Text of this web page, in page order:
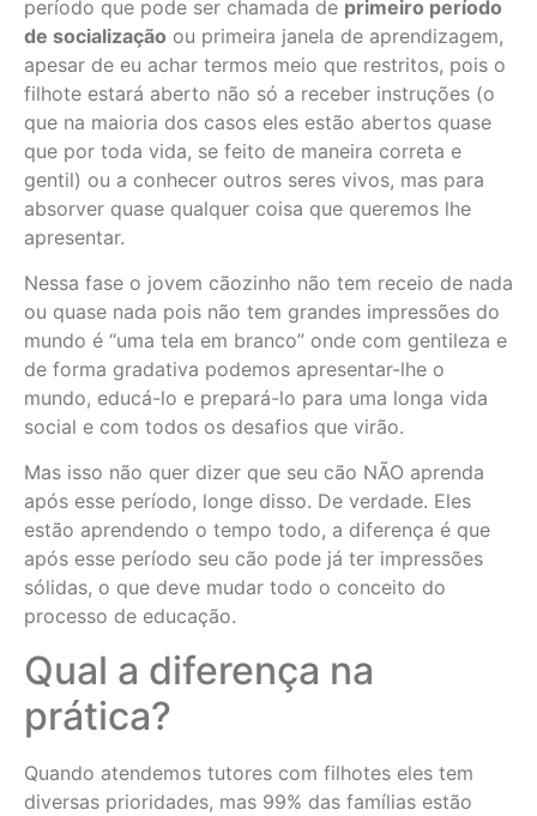
período que pode ser chamada de primeiro período
de socialização ou primeira janela de aprendizagem,
apesar de eu achar termos meio que restritos, pois o
filhote estará aberto não só a receber instruções (o
que na maioria dos casos eles estão abertos quase
que por toda vida, se feito de maneira correta e
gentil) ou a conhecer outros seres vivos, mas para
absorver quase qualquer coisa que queremos lhe
apresentar.
Nessa fase o jovem cãozinho não tem receio de nada
ou quase nada pois não tem grandes impressões do
mundo é “uma tela em branco” onde com gentileza e
de forma gradativa podemos apresentar-lhe o
mundo, educá-lo e prepará-lo para uma longa vida
social e com todos os desafios que virão.
Mas isso não quer dizer que seu cão NÃO aprenda
após esse período, longe disso. De verdade. Eles
estão aprendendo o tempo todo, a diferença é que
após esse período seu cão pode já ter impressões
sólidas, o que deve mudar todo o conceito do
processo de educação.
Qual a diferença na
prática?
Quando atendemos tutores com filhotes eles tem
diversas prioridades, mas 99% das famílias estão